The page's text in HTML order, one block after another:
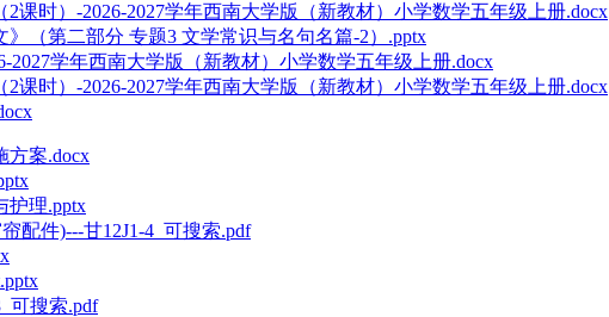
2课时）-2026-2027学年西南大学版（新教材）小学数学五年级上册.docx
》（第二部分 专题3 文学常识与名句名篇-2）.pptx
2027学年西南大学版（新教材）小学数学五年级上册.docx
2课时）-2026-2027学年西南大学版（新教材）小学数学五年级上册.docx
方案.docx
护理.pptx
配件)---甘12J1-4_可搜索.pdf
可搜索.pdf